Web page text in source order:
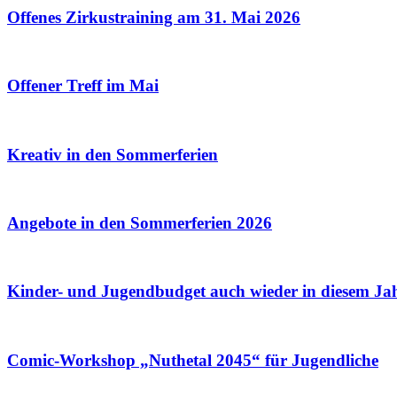
Offenes Zirkustraining am 31. Mai 2026
Offener Treff im Mai
Kreativ in den Sommerferien
Angebote in den Sommerferien 2026
Kinder- und Jugendbudget auch wieder in diesem
Comic-Workshop „Nuthetal 2045“ für Jugendliche